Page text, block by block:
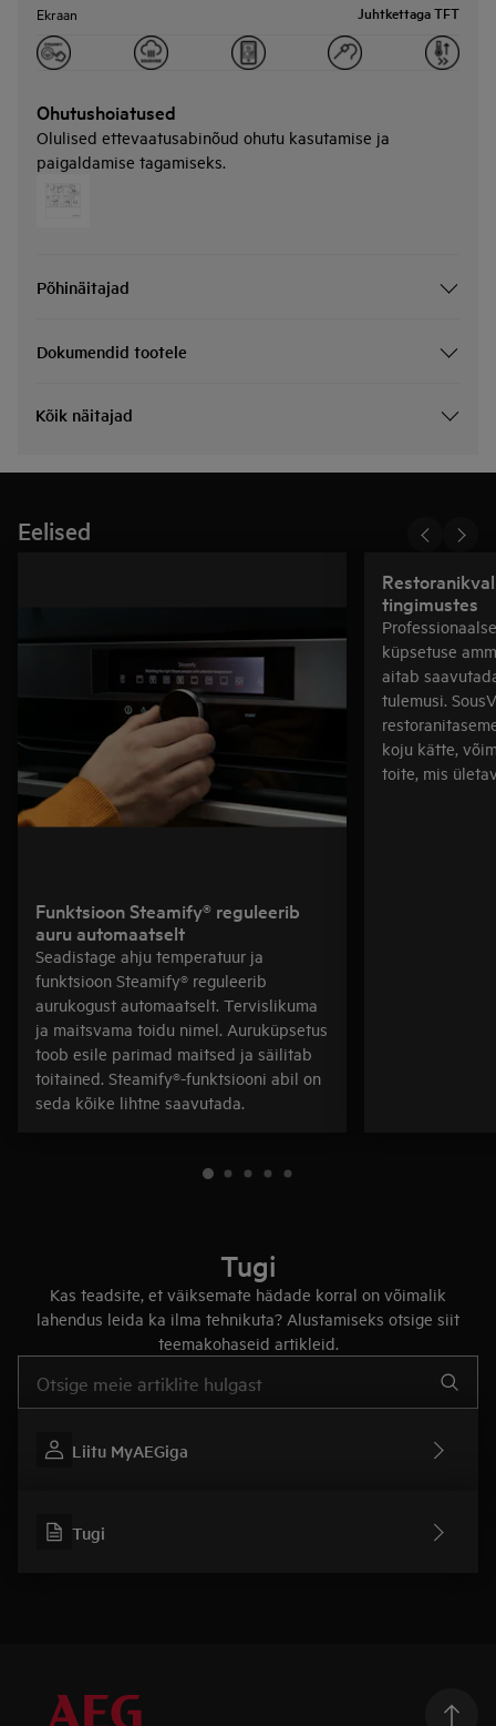
Ekraan Juhtkettaga TFT
Ohutushoiatused
Olulised ettevaatusabinõud ohutu kasutamise ja
paigaldamise tagamiseks.
Põhinäitajad
Dokumendid tootele
Kõik näitajad
Eelised
Funktsioon Steamify® reguleerib
auru automaatselt
Seadistage ahju temperatuur ja
funktsioon Steamify® reguleerib
aurukogust automaatselt. Tervislikuma
ja maitsvama toidu nimel. Auruküpsetus
toob esile parimad maitsed ja säilitab
toitained. Steamify®-funktsiooni abil on
seda kõike lihtne saavutada.
tingimustes
küpsetuse
aitab
tulemusi.
koju kätte,
toite, mis
Tugi
Kas teadsite, et väiksemate hädade korral on võimalik
lahendus leida ka ilma tehnikuta? Alustamiseks otsige siit
teemakohaseid artikleid.
Liitu MyAEGiga
Tugi